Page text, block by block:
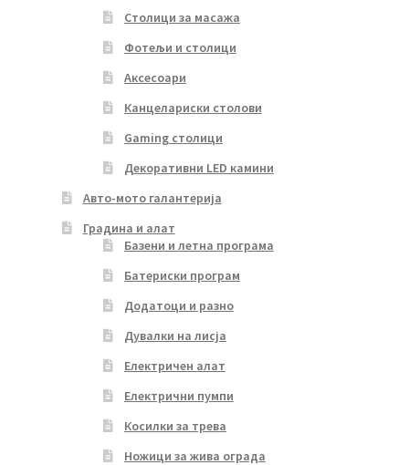
Столици за масажа
Фотељи и столици
Аксесоари
Канцелариски столови
Gaming столици
Декоративни LED камини
Авто-мото галантерија
Градина и алат
Базени и летна програма
Батериски програм
Додатоци и разно
Дувалки на лисја
Електричен алат
Електрични пумпи
Косилки за трева
Ножици за жива ограда